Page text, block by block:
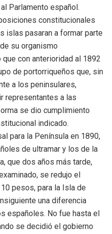
Parlamento español.
constitucionales
islas pasaran a formar parte
su organismo
con anterioridad al 1892
de portorriqueños que, sin
a los peninsulares,
representantes a las
se dio cumplimiento
indicado.
para la Península en 1890,
de ultramar y los de la
que dos años más tarde,
se redujo el
pesos, para la Isla de
una diferencia
españoles. No fue hasta el
se decidió el gobierno